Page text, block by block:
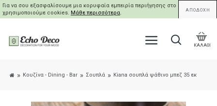
Για να σου εξασφαλίσουμε μια κορυφαία εμπειρία περιήγησης στο site μας,
χρησιμοποιούμε cookies. Μάθε περισσότερα. ΑΠΟΔΟΧΗ
ΚΑΛΑΘΙ
Κουζίνα - Dining - Bar Σουπλά Kiana σουπλά ψάθινο μπεζ 35 εκ